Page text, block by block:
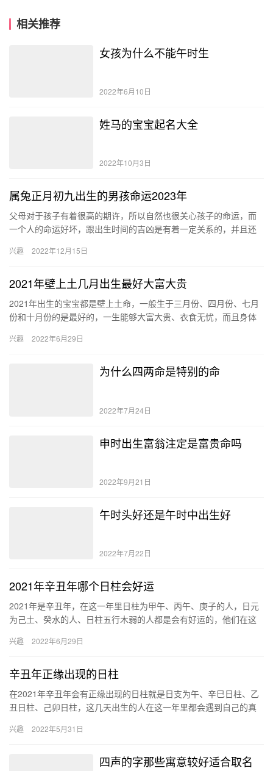
相关推荐
女孩为什么不能午时生
2022年6月10日
姓马的宝宝起名大全
2022年10月3日
属兔正月初九出生的男孩命运2023年
父母对于孩子有着很高的期许，所以自然也很关心孩子的命运，而
一个人的命运好坏，跟出生时间的吉凶是有着一定关系的，并且还
九…
兴趣 2022年12月15日
2021年壁上土几月出生最好大富大贵
2021年出生的宝宝都是壁上土命，一般生于三月份、四月份、七月
份和十月份的是最好的，一生能够大富大贵、衣食无忧，而且身体
兴趣 2022年6月29日
为什么四两命是特别的命
2022年7月24日
申时出生富翁注定是富贵命吗
2022年9月21日
午时头好还是午时中出生好
2022年7月22日
2021年辛丑年哪个日柱会好运
2021年是辛丑年，在这一年里日柱为甲午、丙午、庚子的人，日元
为己土、癸水的人、日柱五行木弱的人都是会有好运的，他们在这
兴趣 2022年6月29日
辛丑年正缘出现的日柱
在2021年辛丑年会有正缘出现的日柱就是日支为午、辛巳日柱、乙
丑日柱、己卯日柱，这几天出生的人在这一年里都会遇到自己的真
兴趣 2022年5月31日
四声的字那些寓意较好适合取名